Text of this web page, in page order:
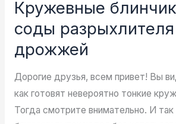
Кружевные
соды
дрожжей
Дорогие друзья, всем привет! Вы
как готовят невероятно тонкие
Тогда смотрите внимательно. И так